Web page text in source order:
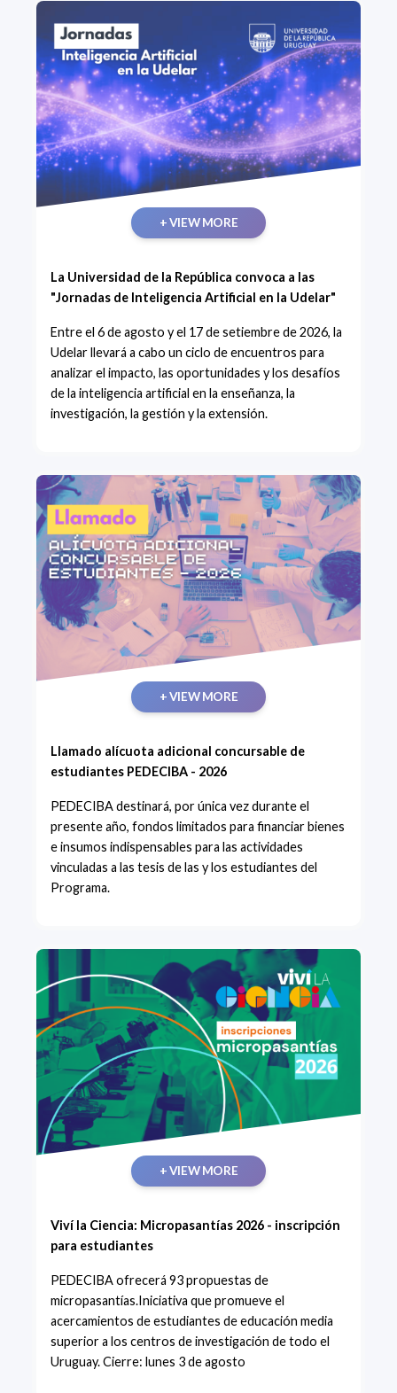
+ VIEW MORE
La Universidad de la República convoca a las
"Jornadas de Inteligencia Artificial en la Udelar"
Entre el 6 de agosto y el 17 de setiembre de 2026, la
Udelar llevará a cabo un ciclo de encuentros para
analizar el impacto, las oportunidades y los desafíos
de la inteligencia artificial en la enseñanza, la
investigación, la gestión y la extensión.
+ VIEW MORE
Llamado alícuota adicional concursable de
estudiantes PEDECIBA - 2026
PEDECIBA destinará, por única vez durante el
presente año, fondos limitados para financiar bienes
e insumos indispensables para las actividades
vinculadas a las tesis de las y los estudiantes del
Programa.
+ VIEW MORE
Viví la Ciencia: Micropasantías 2026 - inscripción
para estudiantes
PEDECIBA ofrecerá 93 propuestas de
micropasantías.Iniciativa que promueve el
acercamientos de estudiantes de educación media
superior a los centros de investigación de todo el
Uruguay. Cierre: lunes 3 de agosto